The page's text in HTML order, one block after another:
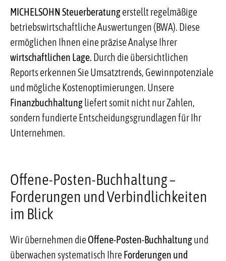
MICHELSOHN Steuerberatungerstellt regelmäßige
betriebswirtschaftliche Auswertungen (BWA). Diese
ermöglichen Ihnen eine präzise Analyse Ihrer
wirtschaftlichen Lage. Durch die übersichtlichen
Reports erkennen Sie Umsatztrends, Gewinnpotenziale
und mögliche Kostenoptimierungen. Unsere
Finanzbuchhaltungliefert somit nicht nur Zahlen,
sondern fundierte Entscheidungsgrundlagen für Ihr
Unternehmen.
Offene-Posten-Buchhaltung –
Forderungen und Verbindlichkeiten
im Blick
Wir übernehmen dieOffene-Posten-Buchhaltungund
überwachen systematisch Ihre Forderungen und